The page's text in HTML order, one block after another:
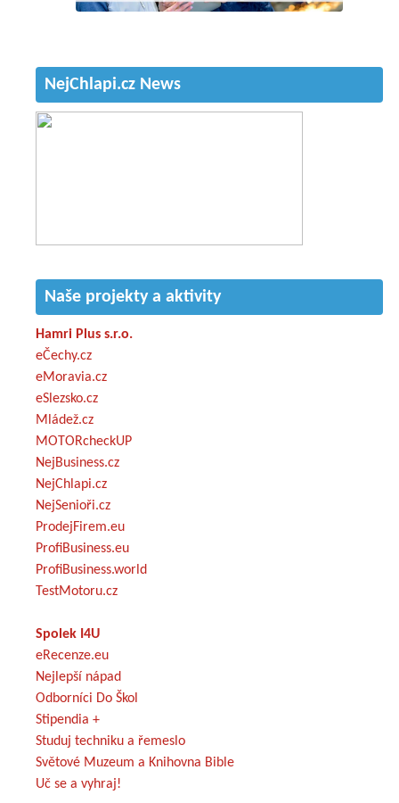
NejChlapi.cz News
Naše projekty a aktivity
Hamri Plus s.r.o.
eČechy.cz
eMoravia.cz
eSlezsko.cz
Mládež.cz
MOTORcheckUP
NejBusiness.cz
NejChlapi.cz
NejSenioři.cz
ProdejFirem.eu
ProfiBusiness.eu
ProfiBusiness.world
TestMotoru.cz
Spolek I4U
eRecenze.eu
Nejlepší nápad
Odborníci Do Škol
Stipendia +
Studuj techniku a řemeslo
Světové Muzeum a Knihovna Bible
Uč se a vyhraj!